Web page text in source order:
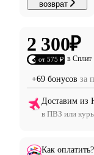
возврат
2 300₽
от 575 ₽ в Сплит
+69 бонусов за
Доставим
в ПВЗ или
Как оплатить?